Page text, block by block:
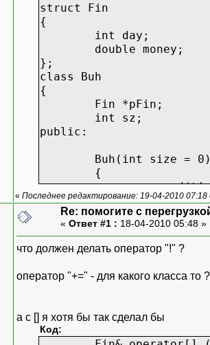
struct Fin
{
int day;
double money;
};
class Buh
{
Fin *pFin;
int sz;
public:
Buh(int size =
{
sz = size =
pFin = new
for(int i = 0;
{
//
}
//Перегрузка
Fin& operator[]
« Последнее редактирование: 19-04-2010
Re: помогите с
« Ответ #1 : 18-04-2010 05:48 »
что должен делать оператор "!" ?
оператор "+=" - для какого класса то
а с [] я хотя бы так сделал бы
Код: